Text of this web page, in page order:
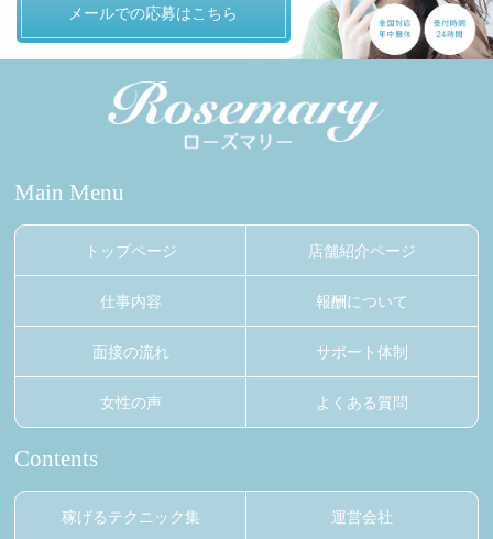
メールでの応募はこちら
Main Menu
トップページ 店舗紹介ページ
仕事内容 報酬について
面接の流れ サポート体制
女性の声 よくある質問
Contents
稼げるテクニック集 運営会社